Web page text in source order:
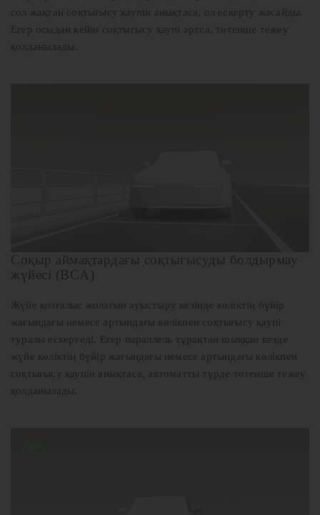
сол жақтан соқтығысу қаупін анықтаса, ол ескерту жасайды.
Егер осыдан кейін соқтығысу қаупі артса, төтенше тежеу
қолданылады.
Соқыр аймақтардағы соқтығысуды болдырмау
жүйесі (BCA)
Жүйе қозғалыс жолағын ауыстыру кезінде көліктің бүйір
жағындағы немесе артындағы көлікпен соқтығысу қаупі
туралы ескертеді. Егер параллель тұрақтан шыққан кезде
жүйе көліктің бүйір жағындағы немесе артындағы көлікпен
соқтығысу қаупін анықтаса, автоматты түрде төтенше тежеу
қолданылады.